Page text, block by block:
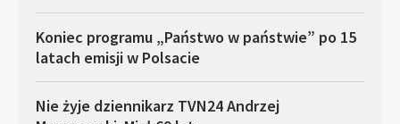
Koniec programu „Państwo w państwie” po 15
latach emisji w Polsacie
Nie żyje dziennikarz TVN24 Andrzej